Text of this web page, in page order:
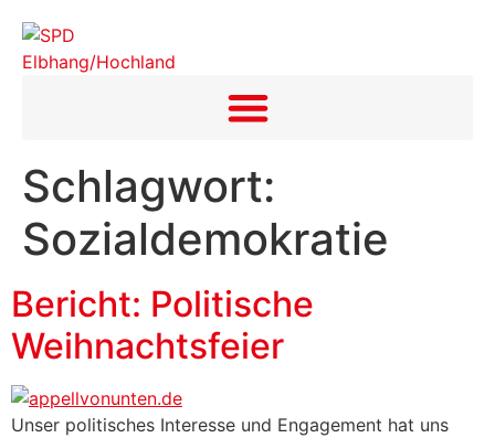
springen
Schlagwort:
Sozialdemokratie
Bericht: Politische
Weihnachtsfeier
Unser politisches Interesse und Engagement hat uns